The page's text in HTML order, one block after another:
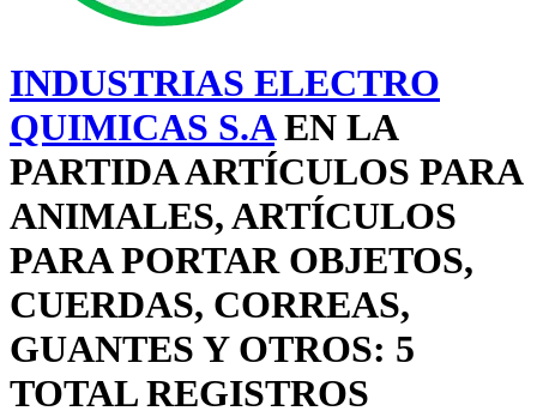
INDUSTRIAS ELECTRO
QUIMICAS S.AEN LA
PARTIDA ARTÍCULOS PARA
ANIMALES, ARTÍCULOS
PARA PORTAR OBJETOS,
CUERDAS, CORREAS,
GUANTES Y OTROS: 5
TOTAL REGISTROS